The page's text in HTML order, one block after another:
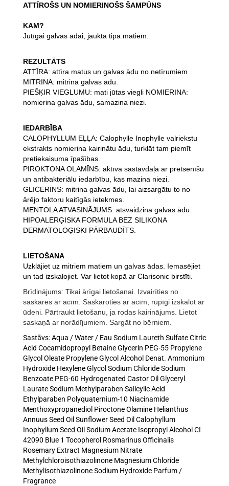
ATTĪROŠS UN NOMIERINOŠS ŠAMPŪNS
KAM?
Jutīgai galvas ādai, jaukta tipa matiem.
REZULTĀTS
ATTĪRA: attīra matus un galvas ādu no netīrumiem
MITRINA: mitrina galvas ādu.
PIEŠĶIR VIEGLUMU: mati jūtas viegli NOMIERINA:
nomierina galvas ādu, samazina niezi.
IEDARBĪBA
CALOPHYLLUM EĻĻA: Calophylle Inophylle valriekstu
ekstrakts nomierina kairinātu ādu, turklāt tam piemīt
pretiekaisuma īpašības.
PIROKTONA OLAMĪNS: aktīvā sastāvdaļa ar pretsēnīšu
un antibakteriālu iedarbību, kas mazina niezi.
GLICERĪNS: mitrina galvas ādu, lai aizsargātu to no
ārējo faktoru kaitīgās ietekmes.
MENTOLA ATVASINĀJUMS: atsvaidzina galvas ādu.
HIPOALERĢISKA FORMULA BEZ SILIKONA
DERMATOLOĢISKI PĀRBAUDĪTS.
LIETOŠANA
Uzklājiet uz mitriem matiem un galvas ādas. Iemasējiet
un tad izskalojiet. Var lietot kopā ar Clarisonic birstīti.
Brīdinājums: Tikai ārīgai lietošanai. Izvairīties no
saskares ar acīm. Saskaroties ar acīm, rūpīgi izskalot ar
ūdeni. Pārtraukt lietošanu, ja rodas kairinājums. Lietot
saskaņā ar norādījumiem. Sargāt no bērniem.
Sastāvs: Aqua / Water / Eau Sodium Laureth Sulfate Citric
Acid Cocamidopropyl Betaine Glycerin PEG-55 Propylene
Glycol Oleate Propylene Glycol Alcohol Denat. Ammonium
Hydroxide Hexylene Glycol Sodium Chloride Sodium
Benzoate PEG-60 Hydrogenated Castor Oil Glyceryl
Laurate Sodium Methylparaben Salicylic Acid
Ethylparaben Polyquaternium-10 Niacinamide
Menthoxypropanediol Piroctone Olamine Helianthus
Annuus Seed Oil Sunflower Seed Oil Calophyllum
Inophyllum Seed Oil Sodium Acetate Isopropyl Alcohol CI
42090 Blue 1 Tocopherol Rosmarinus Officinalis
Rosemary Extract Magnesium Nitrate
Methylchloroisothiazolinone Magnesium Chloride
Methylisothiazolinone Sodium Hydroxide Parfum /
Fragrance